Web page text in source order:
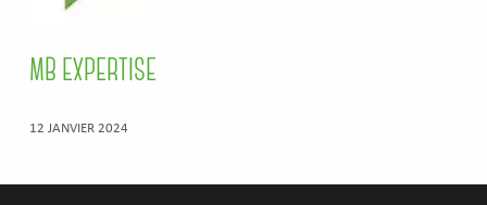
MB EXPERTISE
12 JANVIER 2024